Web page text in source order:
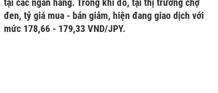
tại các ngân hàng. Trong khi đó, tại thị trường chợ
đen, tỷ giá mua - bán giảm, hiện đang giao dịch với
mức 178,66 - 179,33 VND/JPY.